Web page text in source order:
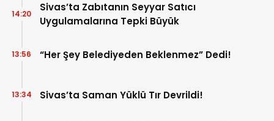
Sivas’ta Zabıtanın Seyyar Satıcı
Uygulamalarına Tepki Büyük
14:20
“Her Şey Belediyeden Beklenmez” Dedi!
13:56
Sivas’ta Saman Yüklü Tır Devrildi!
13:34